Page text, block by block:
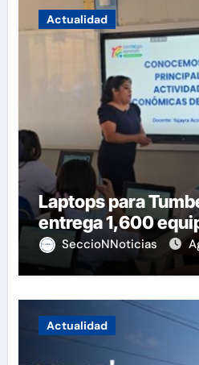
Actualidad
Laptops para
entrega 1,600
SeccioNNoticias
Actualidad